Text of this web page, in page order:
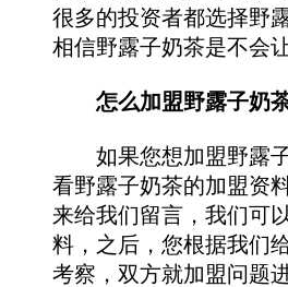
很多的投资者都选择野
相信野露子奶茶是不会
怎么加盟野露子奶
如果您想加盟野露子
看野露子奶茶的加盟资
来给我们留言，我们可
料，之后，您根据我们
考察，双方就加盟问题